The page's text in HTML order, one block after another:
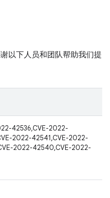
以下人员和团队帮助我们提
42536,CVE-2022-
2022-42541,CVE-2022-
2022-42540,CVE-2022-